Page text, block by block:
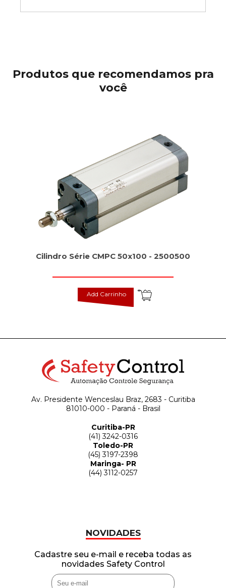
Produtos que recomendamos pra
você
Cilindro Série CMPC 50x100 - 2500500
Add Carrinho
Av. Presidente Wenceslau Braz, 2683 - Curitiba
81010-000 - Paraná - Brasil
Curitiba-PR
(41) 3242-0316
Toledo-PR
(45) 3197-2398
Maringa- PR
(44) 3112-0257
NOVIDADES
Cadastre seu e-mail e receba todas as
novidades Safety Control